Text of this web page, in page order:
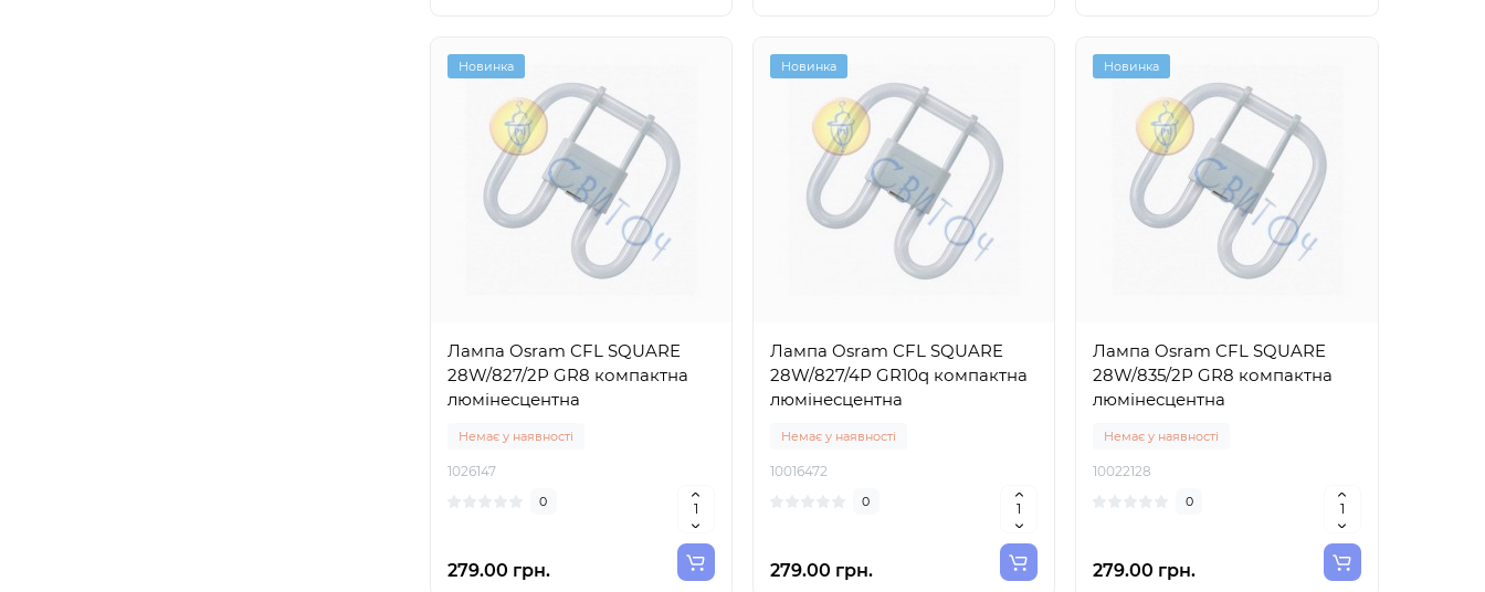
Новинка
Лампа Osram CFL SQUARE
28W/827/2Р GR8 компактна
люмінесцентна
Немає у наявності
1026147
0
279.00 грн.
Новинка
Лампа Osram CFL SQUARE
28W/827/4Р GR10q компактна
люмінесцентна
Немає у наявності
10016472
0
279.00 грн.
Новинка
Лампа Osram CFL SQUARE
28W/835/2Р GR8 компактна
люмінесцентна
Немає у наявності
10022128
0
279.00 грн.